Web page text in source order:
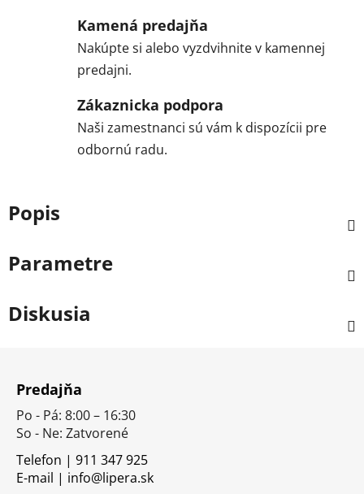
Kamená predajňa
Nakúpte si alebo vyzdvihnite v kamennej
predajni.
Zákaznicka podpora
Naši zamestnanci sú vám k dispozícii pre
odbornú radu.
Popis
Parametre
Diskusia
Predajňa
Po - Pá: 8:00 – 16:30
So - Ne: Zatvorené
Telefon | 911 347 925
E-mail | info@lipera.sk